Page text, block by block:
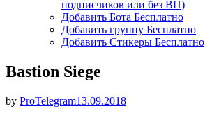
подписчиков или без ВП)
Добавить Бота Бесплатно
Добавить группу Бесплатно
Добавить Стикеры Бесплатно
Bastion Siege
by ProTelegramОпубликовано
13.09.2018